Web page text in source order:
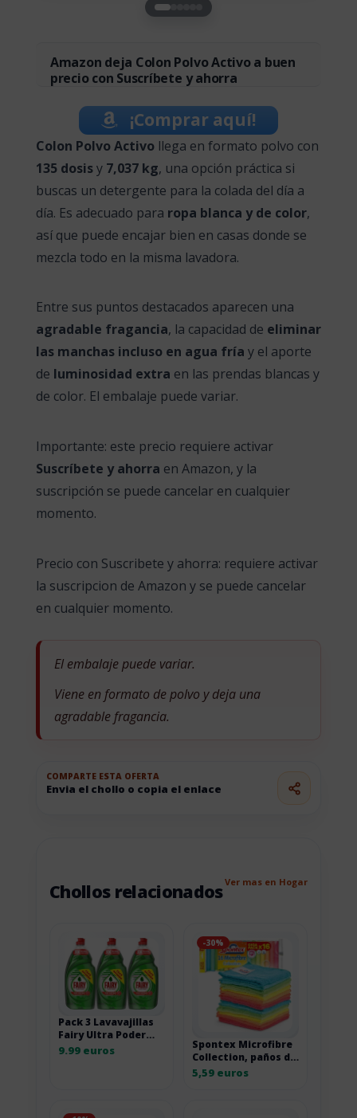
Amazon deja Colon Polvo Activo a buen
precio con Suscríbete y ahorra
¡Comprar aquí!
Colon Polvo Activollega en formato polvo con
135 dosisy 7,037 kg, una opción práctica si
buscas un detergente para la colada del día a
día. Es adecuado para ropa blanca y de color,
así que puede encajar bien en casas donde se
mezcla todo en la misma lavadora.
Entre sus puntos destacados aparecen una
agradable fragancia, la capacidad de eliminar
las manchas incluso en agua fría y el aporte
de luminosidad extra en las prendas blancas y
de color. El embalaje puede variar.
Importante: este precio requiere activar
Suscríbete y ahorra en Amazon, y la
suscripción se puede cancelar en cualquier
momento.
Precio con Suscribete y ahorra: requiere activar
la suscripcion de Amazon y se puede cancelar
en cualquier momento.
El embalaje puede variar.
Viene en formato de polvo y deja una
agradable fragancia.
COMPARTE ESTA OFERTA
Envia el chollo o copia el enlace
Chollos relacionadosVer mas en Hogar
Pack 3 Lavavajillas
Fairy Ultra Poder
Original 900ml
9.99 euros
-30%
Spontex Microfibre
Collection, paños de
microfibra de
limpieza por 11,18
5,59 euros